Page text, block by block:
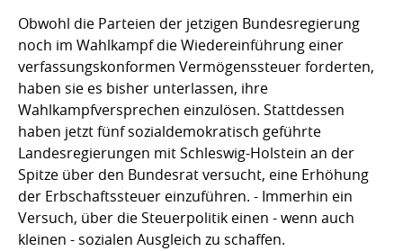
Obwohl die Parteien der jetzigen Bundesregierung
noch im Wahlkampf die Wiedereinführung einer
verfassungskonformen Vermögenssteuer forderten,
haben sie es bisher unterlassen, ihre
Wahlkampfversprechen einzulösen. Stattdessen
haben jetzt fünf sozialdemokratisch geführte
Landesregierungen mit Schleswig-Holstein an der
Spitze über den Bundesrat versucht, eine Erhöhung
der Erbschaftssteuer einzuführen. - Immerhin ein
Versuch, über die Steuerpolitik einen - wenn auch
kleinen - sozialen Ausgleich zu schaffen.